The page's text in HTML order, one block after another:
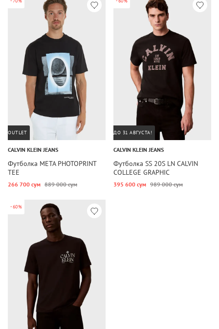
OUTLET
CALVIN KLEIN JEANS
Футболка META PHOTOPRINT
TEE
266 700 сум 889 000 сум
ДО 31 АВГУСТА!
CALVIN KLEIN JEANS
Футболка SS 20S LN CALVIN
COLLEGE GRAPHIC
395 600 сум 989 000 сум
-60%